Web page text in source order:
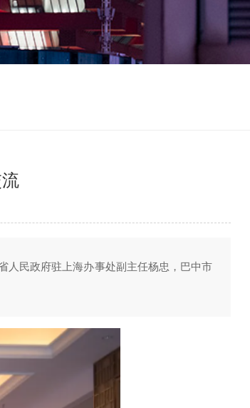
人民政府驻上海办事处副主任杨忠，巴中市